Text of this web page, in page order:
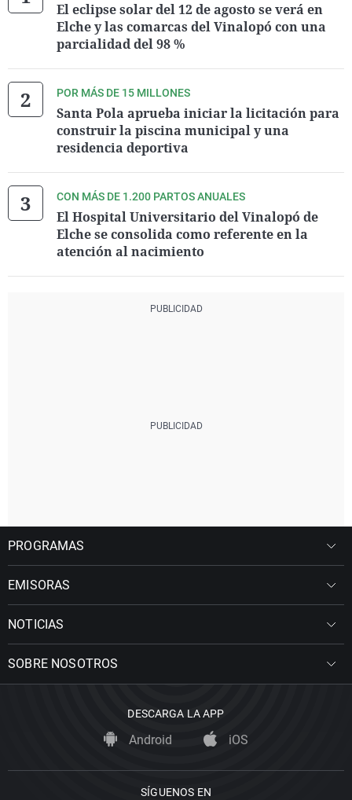
El eclipse solar del 12 de agosto se verá en
Elche y las comarcas del Vinalopó con una
parcialidad del 98 %
POR MÁS DE 15 MILLONES
Santa Pola aprueba iniciar la licitación para
construir la piscina municipal y una
residencia deportiva
CON MÁS DE 1.200 PARTOS ANUALES
El Hospital Universitario del Vinalopó de
Elche se consolida como referente en la
atención al nacimiento
PROGRAMAS
EMISORAS
NOTICIAS
SOBRE NOSOTROS
DESCARGA LA APP
Android iOS
SÍGUENOS EN